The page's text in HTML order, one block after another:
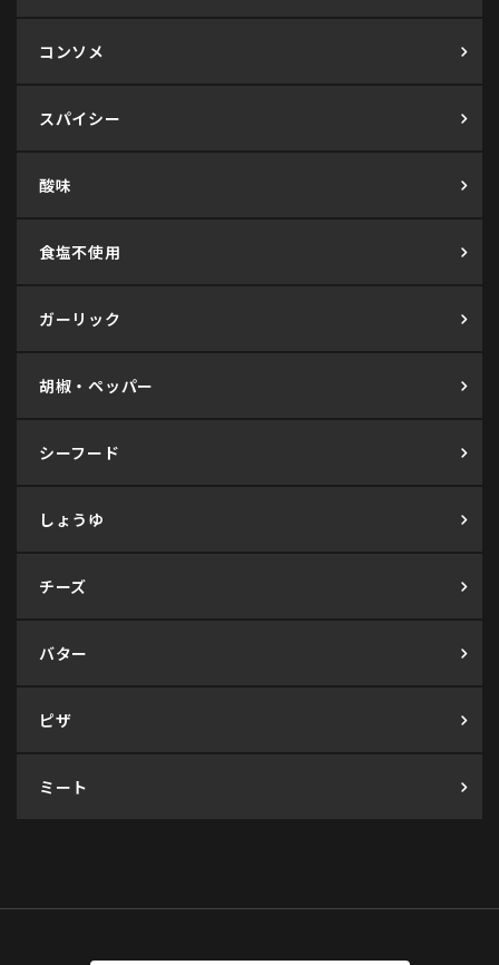
コンソメ
スパイシー
酸味
食塩不使用
ガーリック
胡椒・ペッパー
シーフード
しょうゆ
チーズ
バター
ピザ
ミート